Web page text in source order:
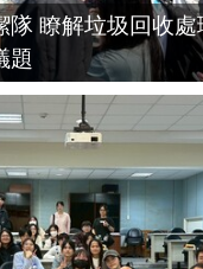
隊 瞭解垃圾回收處
題